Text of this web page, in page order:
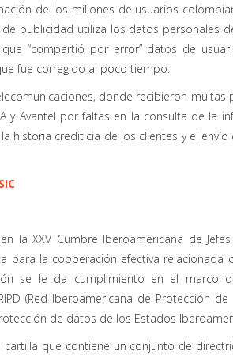
de los millones de usuarios
publicidad utiliza los datos personales
“compartió por error” datos de
fue corregido al poco tiempo.
donde recibieron multas
y Avantel por faltas en la consulta de la
historia crediticia de los clientes y el
la XXV Cumbre Iberoamericana de
para la cooperación efectiva relacionada
se le da cumplimiento en el marco
(Red Iberoamericana de Protección
de datos de los Estados
que contiene un conjunto de